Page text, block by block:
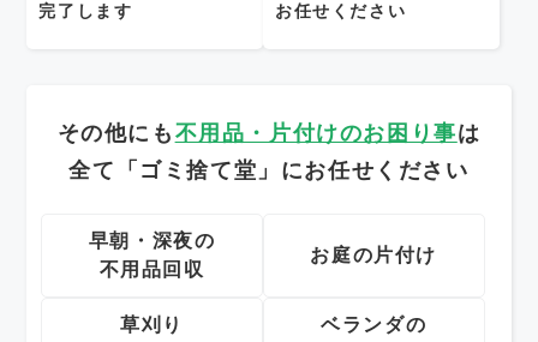
完了します
お任せください
その他にも 不用品・片付けのお困り事は
全て「ゴミ捨て堂」にお任せください
早朝・深夜の
不用品回収
お庭の片付け
草刈り
ベランダの